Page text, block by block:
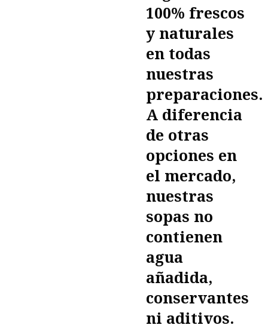
100% frescos
y naturales
en todas
nuestras
preparaciones.
A diferencia
de otras
opciones en
el mercado,
nuestras
sopas no
contienen
agua
añadida,
conservantes
ni aditivos.